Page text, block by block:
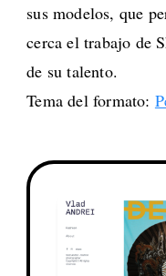
sus modelos, que
cerca el trabajo de
de su talento.
Tema del formato: